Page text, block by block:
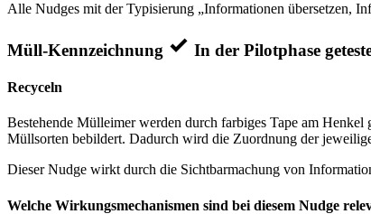
Alle Nudges mit der Typisierung „Informationen übersetzen,
Müll-Kennzeichnung In der Pilotphase
Recyceln
Bestehende Mülleimer werden durch farbiges Tape am
Müllsorten bebildert. Dadurch wird die Zuordnung der
Dieser Nudge wirkt durch die Sichtbarmachung von
Welche Wirkungsmechanismen sind bei diesem Nudge